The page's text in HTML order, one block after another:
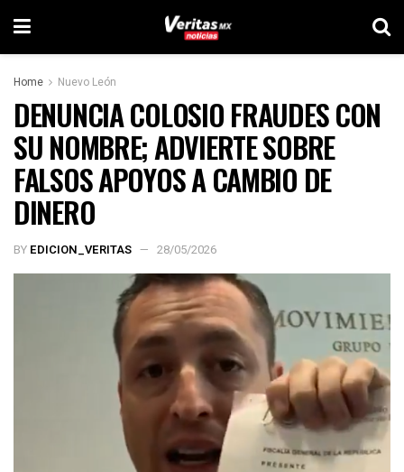
Home Nuevo León
DENUNCIA COLOSIO FRAUDES CON
SU NOMBRE; ADVIERTE SOBRE
FALSOS APOYOS A CAMBIO DE
DINERO
BY EDICION_VERITAS 28/05/2026